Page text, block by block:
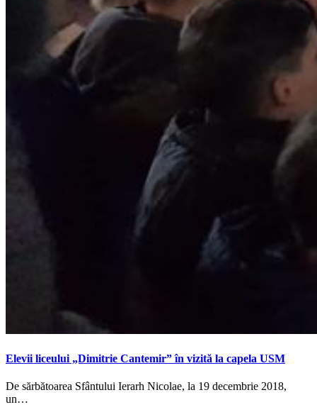
Elevii liceului „Dimitrie Cantemir” în vizită la capela USM
De sărbătoarea Sfântului Ierarh Nicolae, la 19 decembrie 2018,
un…